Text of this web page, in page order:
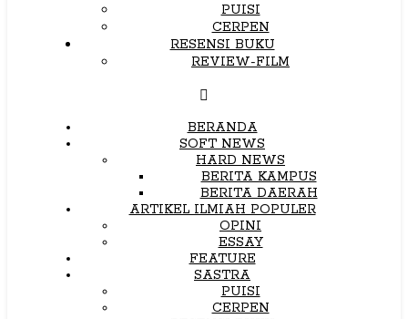
PUISI
CERPEN
RESENSI BUKU
REVIEW-FILM
BERANDA
SOFT NEWS
HARD NEWS
BERITA KAMPUS
BERITA DAERAH
ARTIKEL ILMIAH POPULER
OPINI
ESSAY
FEATURE
SASTRA
PUISI
CERPEN